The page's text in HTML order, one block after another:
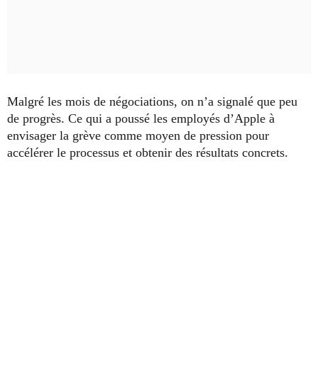
Malgré les mois de négociations, on n’a signalé que peu
de progrès. Ce qui a poussé les employés d’Apple à
envisager la grève comme moyen de pression pour
accélérer le processus et obtenir des résultats concrets.